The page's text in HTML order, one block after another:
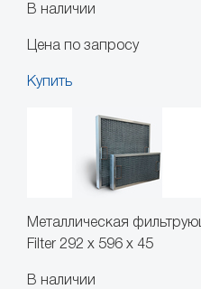
В наличии
Цена по запросу
Купить
Металлическая
Filter 292 x 596 x 45
В наличии